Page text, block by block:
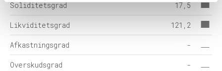
Soliditetsgrad 17,5
Likviditetsgrad 121,2
Afkastningsgrad -
Overskudsgrad -